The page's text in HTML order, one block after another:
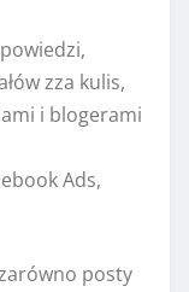
zza kulis,
i blogerami
Ads,
posty